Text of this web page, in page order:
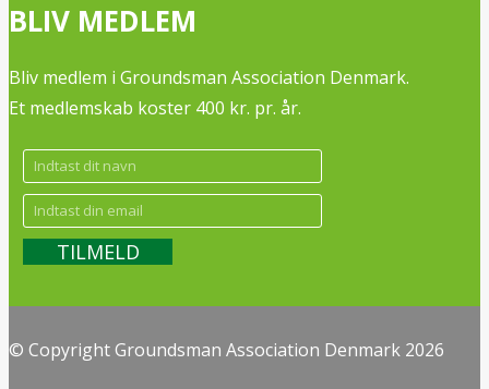
BLIV MEDLEM
Bliv medlem i Groundsman Association Denmark.
Et medlemskab koster 400 kr. pr. år.
© Copyright Groundsman Association Denmark 2026